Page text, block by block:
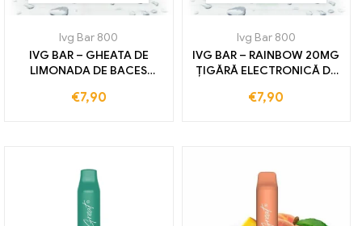
Ivg Bar 800
IVG BAR – GHEATA DE
LIMONADA DE BACES
ELECTRONICA DE UNA
€7,90
Ivg Bar 800
IVG BAR – RAINBOW 20MG
ȚIGĂRĂ ELECTRONICĂ DE
€7,90